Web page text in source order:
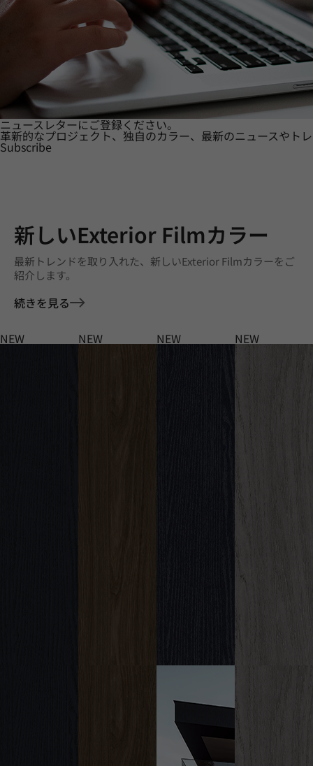
ニュースレターにご登録ください。
革新的なプロジェクト、独自のカラー、最新のニュースやト
Subscribe
新しいExterior Filmカラー
最新トレンドを取り入れた、新しいExterior Filmカラーをご
紹介します。
続きを見る
NEW NEW NEW NEW